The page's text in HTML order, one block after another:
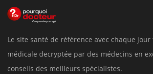
Le site santé de référence avec chaque
médicale decryptée par des médecins en
conseils des meilleurs spécialistes.